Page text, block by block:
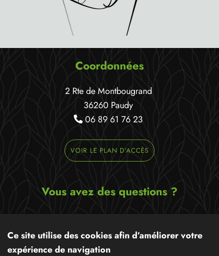
Coordonnées
2 Rte de Montbougrand
36260 Paudy
06 89 61 76 23
VOIR LE PLAN D'ACCÈS
Vous avez des questions ?
nous serons ravis de pouvoir
vous apporter notre aide !
Ce site utilise des cookies afin d’améliorer votre
expérience de navigation